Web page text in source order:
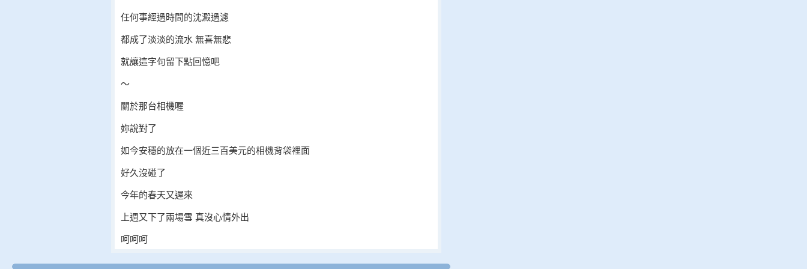
任何事經過時間的沈澱過濾
都成了淡淡的流水 無喜無悲
就讓這字句留下點回憶吧
〜
關於那台相機喔
妳說對了
如今安穩的放在一個近三百美元的相機背袋裡面
好久沒碰了
今年的春天又遲來
上週又下了兩場雪 真沒心情外出
呵呵呵